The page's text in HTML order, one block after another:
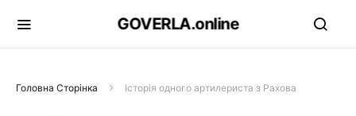
GOVERLA.online
Головна Сторінка Історія одного артилериста з Рахова